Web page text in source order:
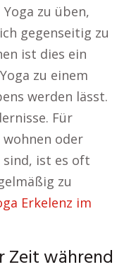
zu üben,
gegenseitig zu
ist dies ein
zu einem
werden lässt.
Für
wohnen oder
ist es oft
zu
Erkelenz im
Zeit während